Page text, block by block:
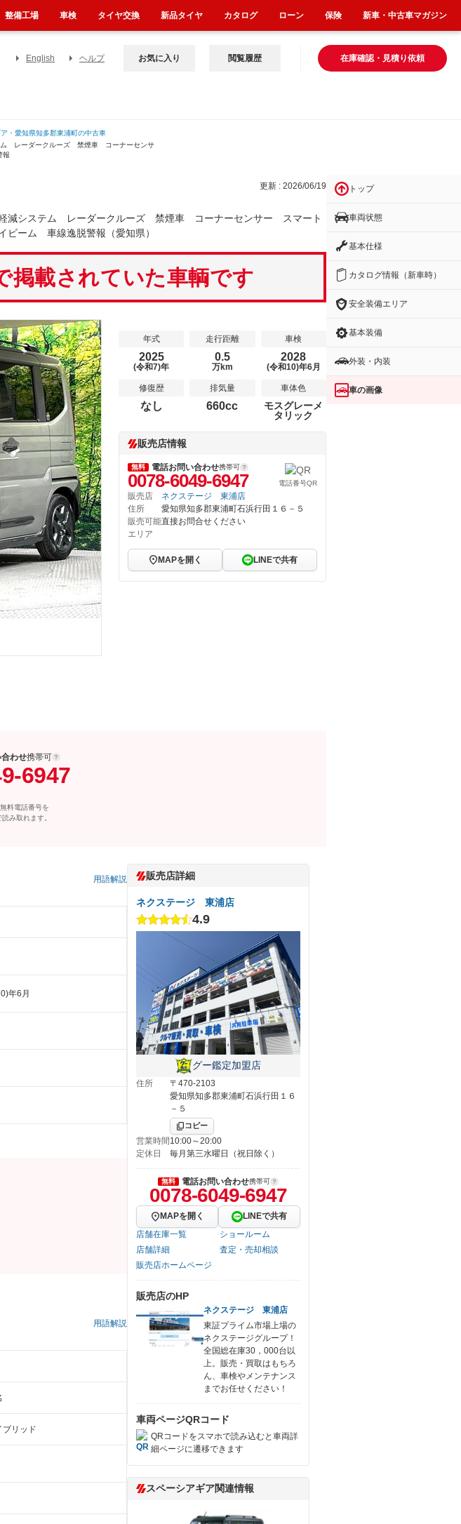
English ヘルプ 在庫確認・見積り依頼
お気に入り 閲覧履歴
・愛知県知多郡東浦町の中古車
レーダークルーズ 禁煙車 コーナーセンサ
報
更新 : 2026/06/19
システム レーダークルーズ 禁煙車 コーナーセンサー スマート
ーム 車線逸脱警報（愛知県）
掲載されていた車輌です
年式
2025
(令和7)年
走行距離
0.5
万km
車検
2028
(令和10)年6月
修復歴
なし
排気量
660cc
車体色
モスグレーメ
タリック
販売店情報
無料 電話お問い合わせ携帯可
0078-6049-6947 電話番号QR
販売店
ネクステージ 東浦店
住所
愛知県知多郡東浦町石浜行田１６－５
販売可能
エリア
直接お問合せください
MAPを開く LINEで共有
わせ携帯可
6947
料電話番号を
み取れます。
用語解説
年6月
用語解説
ブリッド
販売店詳細
ネクステージ 東浦店
4.9
グー鑑定加盟店
住所
〒470-2103
愛知県知多郡東浦町石浜行田１６
－５
コピー
営業時間10:00～20:00
定休日
毎月第三水曜日（祝日除く）
無料 電話お問い合わせ携帯可
0078-6049-6947
MAPを開く
LINEで共有
店舗在庫一覧
ショールーム
店舗詳細
査定・売却相談
販売店ホームページ
販売店のHP
ネクステージ 東浦店
東証プライム市場上場の
ネクステージグループ！
全国総在庫30，000台以
上。販売・買取はもちろ
ん、車検やメンテナンス
までお任せください！
車両ページQRコード
QRコードをスマホで読み込むと車両詳
細ページに遷移できます
スペーシアギア関連情報
トップ
車両状態
基本仕様
カタログ情報（新車時）
安全装備エリア
基本装備
外装・内装
車の画像
整備工場 車検 タイヤ交換 新品タイヤ カタログ ローン 保険 新車・中古車マガジン